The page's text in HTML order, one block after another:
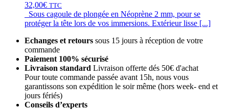
32,00€ TTC
Sous cagoule de plongée en Néoprène 2 mm, pour se
protéger la tête lors de vos immersions. Extérieur lisse [...]
Echanges et retours sous 15 jours à réception de votre
commande
Paiement 100% sécurisé
Livraison standard Livraison offerte dés 50€ d'achat
Pour toute commande passée avant 15h, nous vous
garantissons son expédition le soir même (hors week- end et
jours fériés)
Conseils d’experts